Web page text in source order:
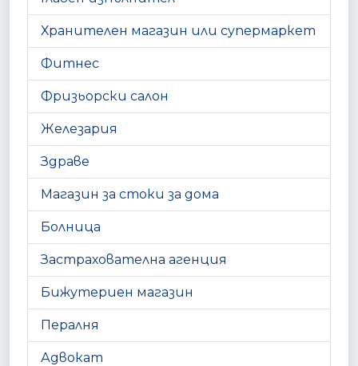
Хранителен магазин или супермаркет
Фитнес
Фризьорски салон
Железария
Здраве
Магазин за стоки за дома
Болница
Застрахователна агенция
Бижутериен магазин
Пералня
Адвокат